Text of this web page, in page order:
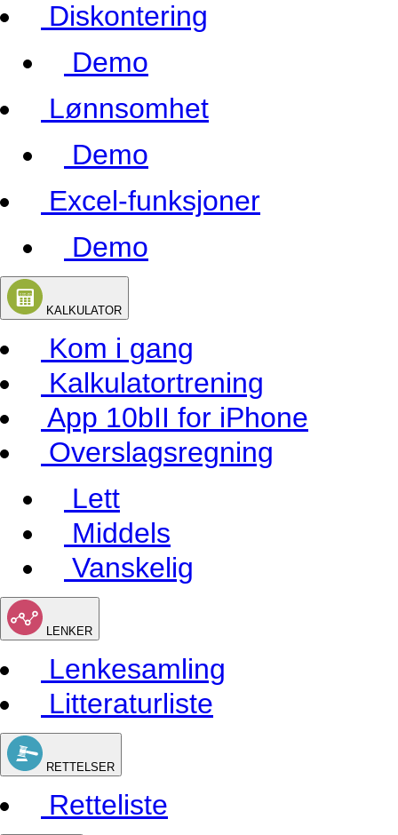
Diskontering
Demo
Lønnsomhet
Demo
Excel-funksjoner
Demo
KALKULATOR
Kom i gang
Kalkulatortrening
App 10bII for iPhone
Overslagsregning
Lett
Middels
Vanskelig
LENKER
Lenkesamling
Litteraturliste
RETTELSER
Retteliste